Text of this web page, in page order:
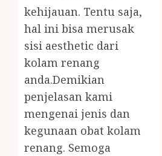
kehijauan. Tentu saja,
hal ini bisa merusak
sisi aesthetic dari
kolam renang
anda.Demikian
penjelasan kami
mengenai jenis dan
kegunaan obat kolam
renang. Semoga